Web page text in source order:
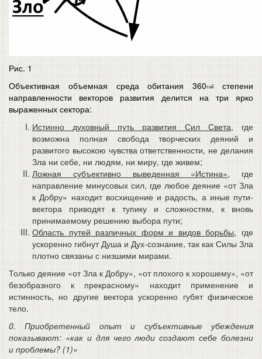
Рис. 1
Объективная объемная среда обитания 360той
степени
направленности векторов развития делится на три ярко
выраженных сектора:
Истинно духовный путь развития Сил Света, где
возможна полная свобода творческих деяний и
развитого высокою чувства ответственности, не делания
Зла ни себе, ни людям, ни миру, где живем;
Ложная субъективно выведенная «Истина», где
направление минусовых сил, где любое деяние «от Зла
к Добру» находит восхищение и радость, а иные пути-
вектора приводят к тупику и сложностям, к вновь
принимаемому решению выбора пути;
Область путей различных форм и видов борьбы, где
ускоренно гибнут Душа и Дух-сознание, так как Силы Зла
плотно связаны с низшими мирами.
Только деяние «от Зла к Добру», «от плохого к хорошему», «от
безобразного к прекрасному» находит применение и
истинность, но другие вектора ускоренно губят физическое
тело.
0. Приобретенный опыт и субъективные убеждения
показывают: «как и для чего люди создают себе болезни
и проблемы? (1)»